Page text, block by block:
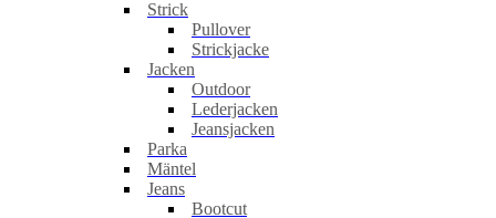
Strick
Pullover
Strickjacke
Jacken
Outdoor
Lederjacken
Jeansjacken
Parka
Mäntel
Jeans
Bootcut